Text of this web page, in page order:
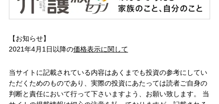
【お知らせ】
2021年4月1日以降の価格表示に関して
当サイトに記載されている内容はあくまでも投資の参考にしてい
ただくためのものであり、実際の投資にあたっては読者ご自身の
判断と責任において行って下さいますよう、お願い致します。 当